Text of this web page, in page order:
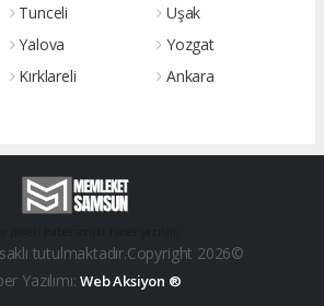
Tunceli
Uşak
Yalova
Yozgat
Kırklareli Ankara
tutulmaktadır.Copyright 2026©
Yazılımı:Web Aksiyon ®